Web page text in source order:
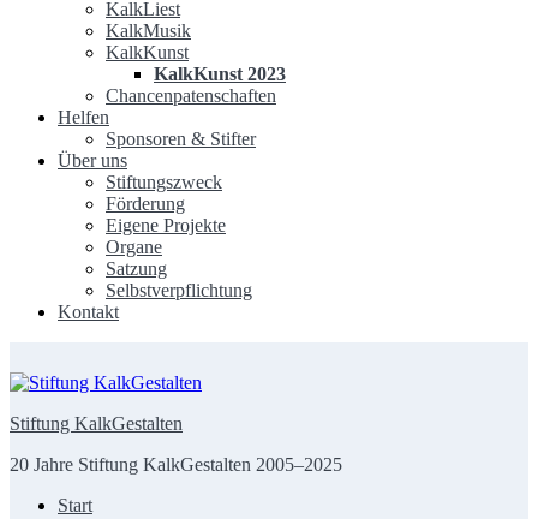
KalkLiest
KalkMusik
KalkKunst
KalkKunst 2023
Chancenpatenschaften
Helfen
Sponsoren & Stifter
Über uns
Stiftungszweck
Förderung
Eigene Projekte
Organe
Satzung
Selbstverpflichtung
Kontakt
Stiftung KalkGestalten
20 Jahre Stiftung KalkGestalten 2005–2025
Start